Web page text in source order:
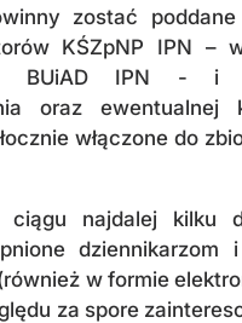
zostać poddane
KŚZpNP IPN –
BUiAD IPN - i
oraz ewentualnej
włączone do
ciągu najdalej kilku
dziennikarzom
w formie
za spore